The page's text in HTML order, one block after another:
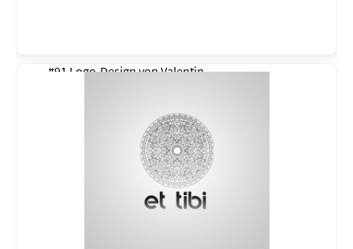
#91 Logo-Design vonValentin